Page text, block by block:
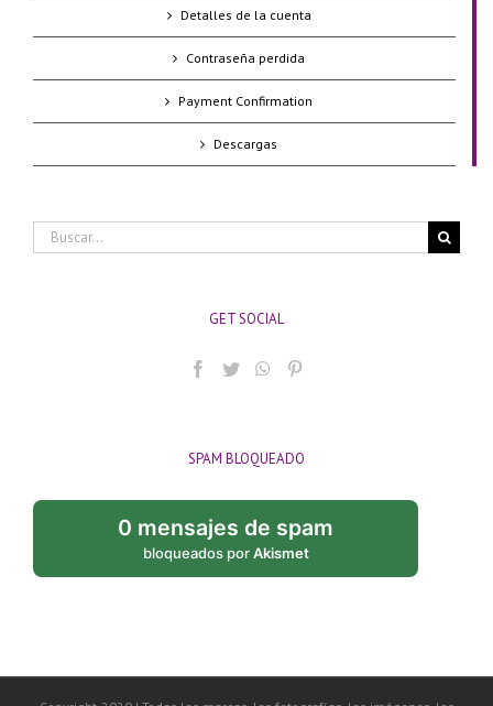
Detalles de la cuenta
Contraseña perdida
Payment Confirmation
Descargas
Buscar:
GET SOCIAL
SPAM BLOQUEADO
0 mensajes de spam
bloqueados porAkismet